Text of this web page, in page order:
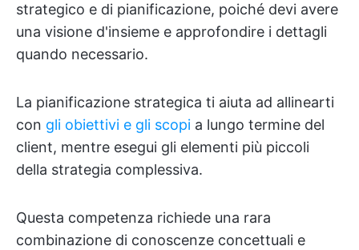
strategico e di pianificazione, poiché devi avere
una visione d'insieme e approfondire i dettagli
quando necessario.
La pianificazione strategica ti aiuta ad allinearti
con gli obiettivi e gli scopi a lungo termine del
client, mentre esegui gli elementi più piccoli
della strategia complessiva.
Questa competenza richiede una rara
combinazione di conoscenze concettuali e